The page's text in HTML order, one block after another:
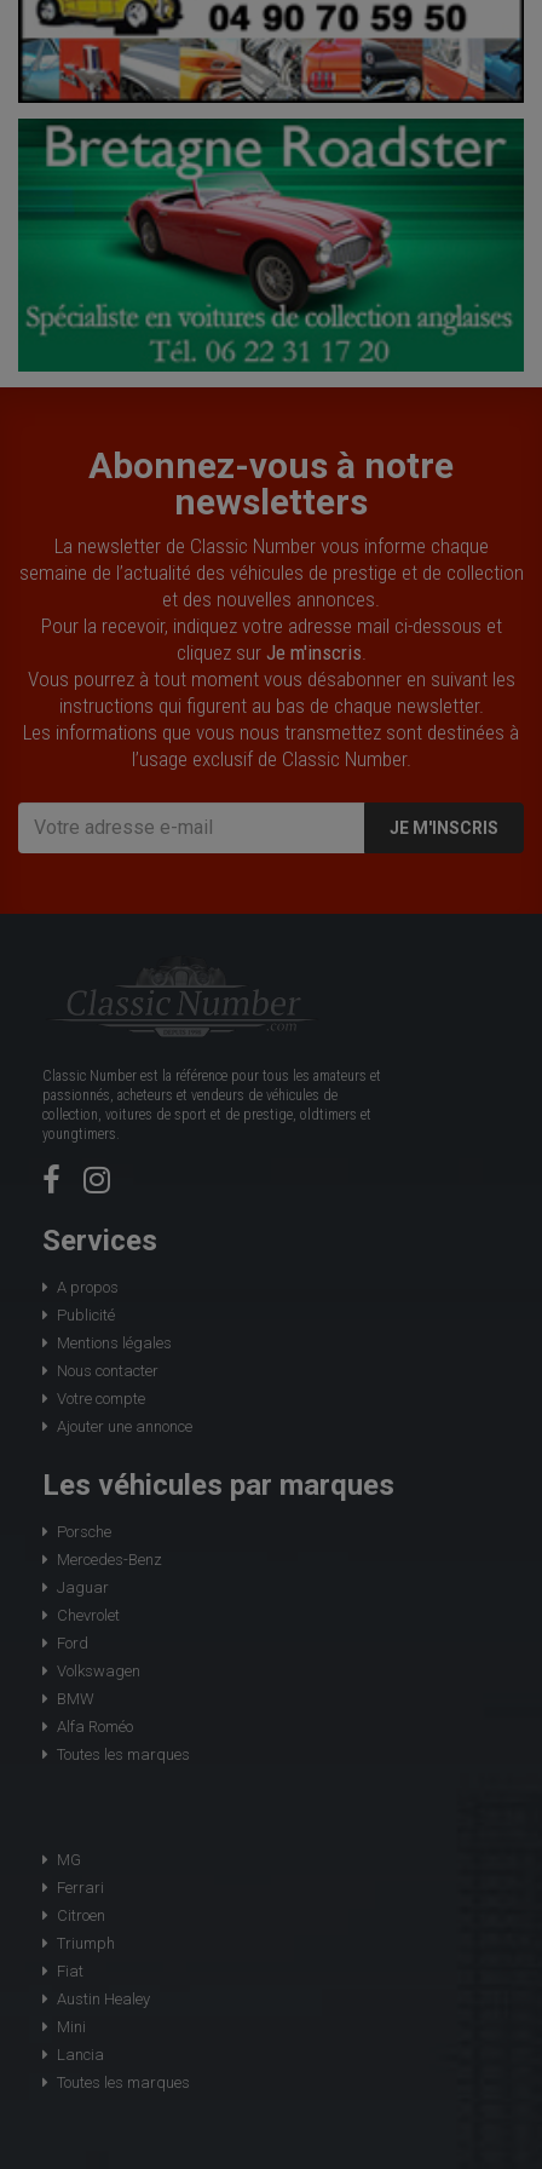
Abonnez-vous à notre
newsletters
La newsletter de Classic Number vous informe chaque
semaine de l’actualité des véhicules de prestige et de collection
et des nouvelles annonces.
Pour la recevoir, indiquez votre adresse mail ci-dessous et
cliquez sur Je m'inscris
Vous pourrez à tout moment vous désabonner en suivant les
instructions qui figurent au bas de chaque newsletter.
Les informations que vous nous transmettez sont destinées à
l’usage exclusif de Classic Number.
JE M'INSCRIS
Classic Number est la référence pour tous les amateurs et
passionnés, acheteurs et vendeurs de véhicules de
collection, voitures de sport et de prestige, oldtimers et
youngtimers.
Services
A propos
Publicité
Mentions légales
Nous contacter
Votre compte
Ajouter une annonce
Les véhicules par marques
Porsche
Mercedes-Benz
Jaguar
Chevrolet
Ford
Volkswagen
BMW
Alfa Roméo
Toutes les marques
MG
Ferrari
Citroen
Triumph
Fiat
Austin Healey
Mini
Lancia
Toutes les marques